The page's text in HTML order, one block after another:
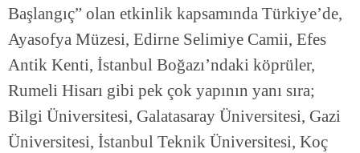
Başlangıç” olan etkinlik kapsamında Türkiye’de,
Ayasofya Müzesi, Edirne Selimiye Camii, Efes
Antik Kenti, İstanbul Boğazı’ndaki köprüler,
Rumeli Hisarı gibi pek çok yapının yanı sıra;
Bilgi Üniversitesi, Galatasaray Üniversitesi, Gazi
Üniversitesi, İstanbul Teknik Üniversitesi, Koç